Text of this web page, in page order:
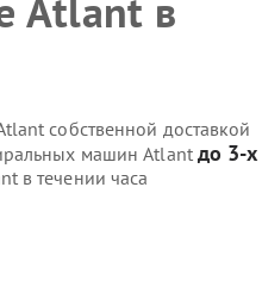
Atlant в
собственной доставкой
машин Atlant до 3-х
в течении часа